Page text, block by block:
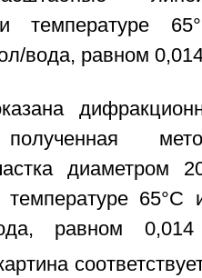
температуре
вода, равном
полученная
диаметром
температуре 65°С
равном